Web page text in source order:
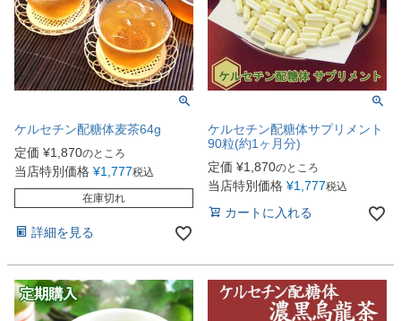
ケルセチン配糖体麦茶64g
定価 ¥1,870のところ
当店特別価格 ¥1,777税込
在庫切れ
詳細を見る
ケルセチン配糖体サプリメント
90粒(約1ヶ月分)
定価 ¥1,870のところ
当店特別価格 ¥1,777税込
カートに入れる